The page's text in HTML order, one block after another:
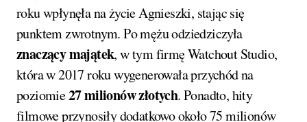
roku wpłynęła na życie Agnieszki, stając się
punktem zwrotnym. Po mężu odziedziczyła
znaczący majątek, w tym firmę Watchout Studio,
która w 2017 roku wygenerowała przychód na
poziomie27 milionów złotych. Ponadto, hity
filmowe przynosiły dodatkowo około 75 milionów